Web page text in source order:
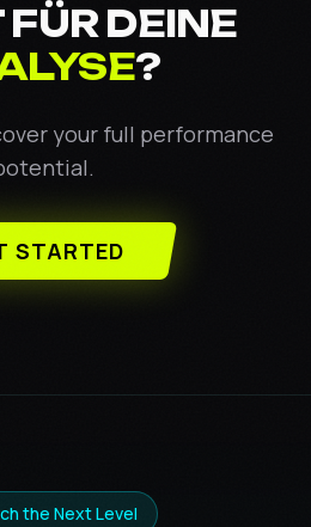
FÜR DEINE
?
your full performance
STARTED
the Next Level